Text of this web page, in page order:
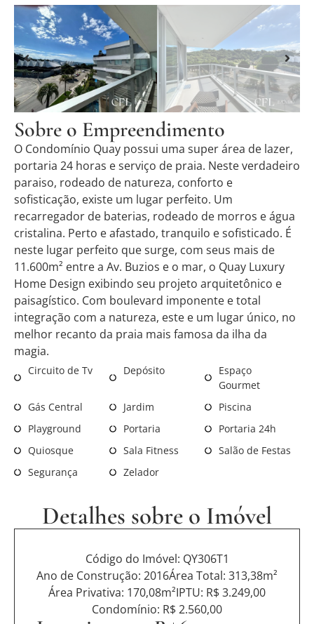
Sobre o Empreendimento
O Condomínio Quay possui uma super área de lazer,
portaria 24 horas e serviço de praia. Neste verdadeiro
paraiso, rodeado de natureza, conforto e
sofisticação, existe um lugar perfeito. Um
recarregador de baterias, rodeado de morros e água
cristalina. Perto e afastado, tranquilo e sofisticado. É
neste lugar perfeito que surge, com seus mais de
11.600m² entre a Av. Buzios e o mar, o Quay Luxury
Home Design exibindo seu projeto arquitetônico e
paisagístico. Com boulevard imponente e total
integração com a natureza, este e um lugar único, no
melhor recanto da praia mais famosa da ilha da
magia.
Circuito de Tv Depósito
Espaço
Gourmet
Gás Central
Jardim
Piscina
Playground
Portaria
Portaria 24h
Quiosque
Sala Fitness
Salão de Festas
Segurança
Zelador
Detalhes sobre o Imóvel
Código do Imóvel: QY306T1
Ano de Construção: 2016Área Total: 313,38m²
Área Privativa: 170,08m²IPTU: R$ 3.249,00
Condomínio: R$ 2.560,00